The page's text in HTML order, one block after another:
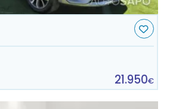
21.950€